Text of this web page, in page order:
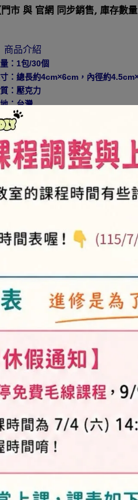
門市 與 官網 同步銷售, 庫存數量
品介紹
：1包/30個
：總長約4cm×6cm，內徑約
：壓克力
：台灣
方式：可以把喜歡的照片縮小印下
個吊飾!!
VIP會員-售價85折NT$510 /金
(部份商品9折，特價商品、品牌商品
如何加入會員⇒https://pse.is/
加入購物車
加入最愛 此商品 「 最高 」可以